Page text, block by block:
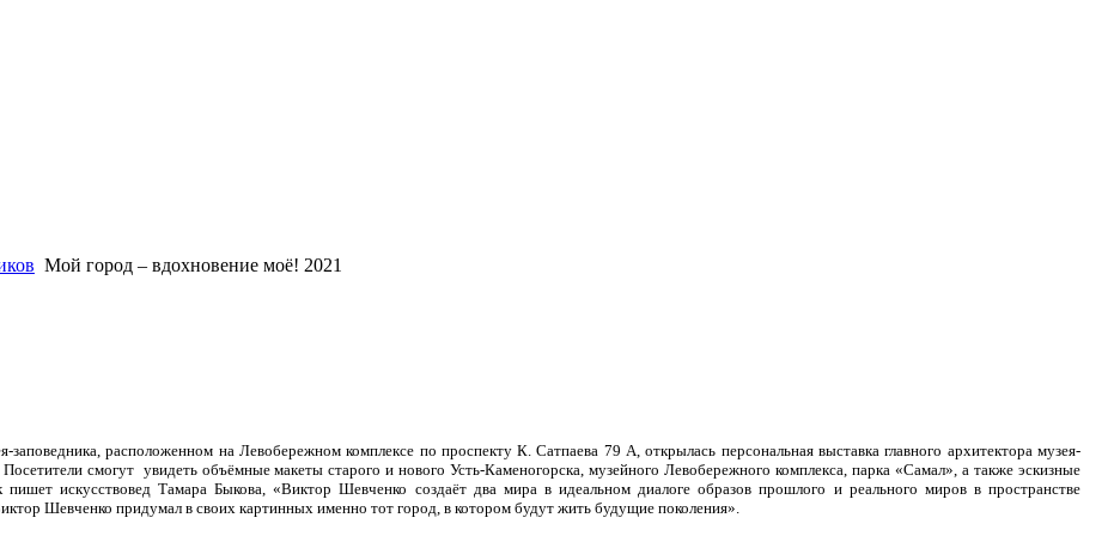
Мой город – вдохновение моё! 2021
заповедника, расположенном на Левобережном комплексе по проспекту К. Сатпаева 79 А, открылась персональная выставка главного архитектора музея-
смогут увидеть объёмные макеты старого и нового Усть-Каменогорска, музейного Левобережного комплекса, парка «Самал», а также эскизные
искусствовед Тамара Быкова, «Виктор Шевченко создаёт два мира в идеальном диалоге образов прошлого и реального миров в пространстве
Шевченко придумал в своих картинных именно тот город, в котором будут жить будущие поколения».